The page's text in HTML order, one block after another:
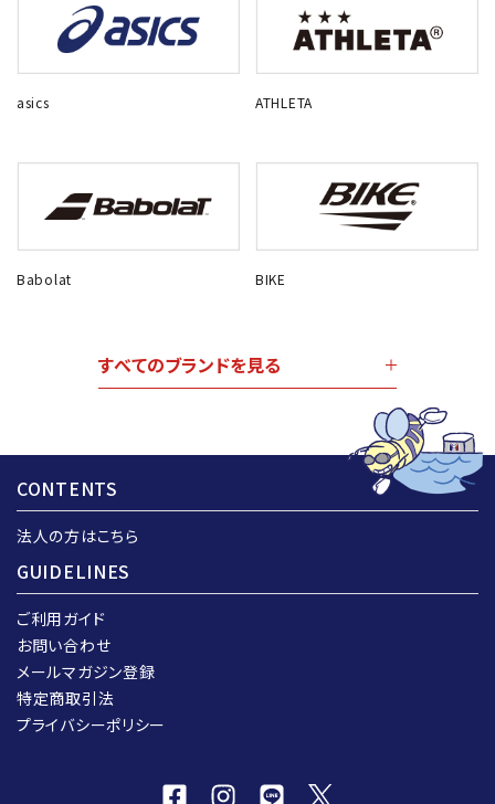
asics ATHLETA
Babolat BIKE
すべてのブランドを見る
CONTENTS
法人の方はこちら
GUIDELINES
ご利用ガイド
お問い合わせ
メールマガジン登録
特定商取引法
プライバシーポリシー